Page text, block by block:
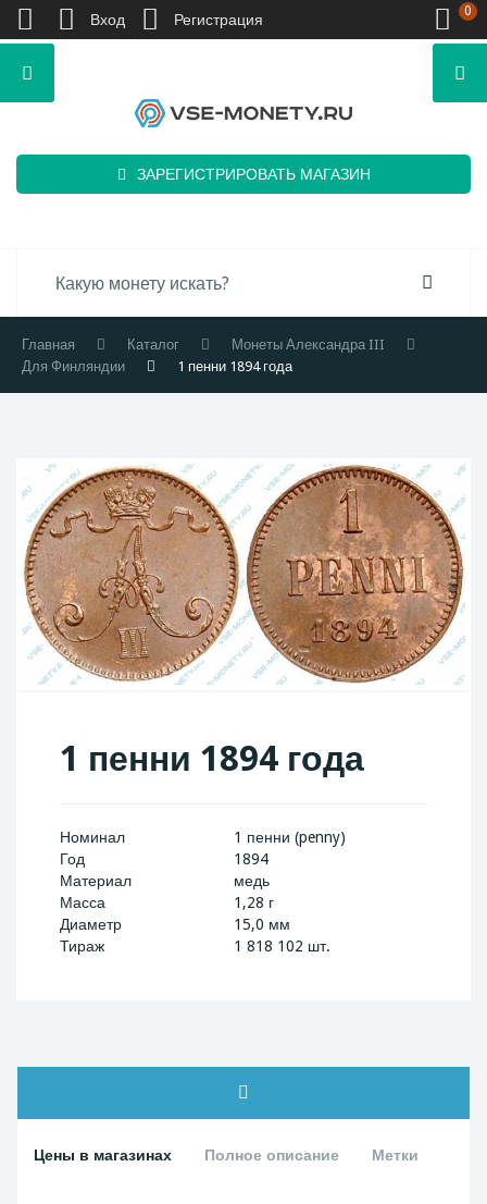
ЗАРЕГИСТРИРОВАТЬ МАГАЗИН
Главная Каталог
Монеты Александра III
Для Финляндии
1 пенни 1894 года
1 пенни 1894 года
Номинал
1 пенни (penny)
Год
1894
Материал
медь
Масса
1,28 г
Диаметр
15,0 мм
Тираж
1 818 102 шт.
Цены в магазинах Полное описание Метки
Вход Регистрация 0